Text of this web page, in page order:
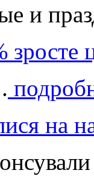
и
зросте
на